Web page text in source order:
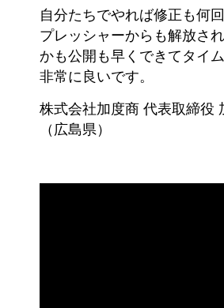
自分たちでやれば修正も何
プレッシャーからも解放さ
かも公開も早くできてタイム
非常に良いです。
株式会社加度商 代表取締役
（広島県）